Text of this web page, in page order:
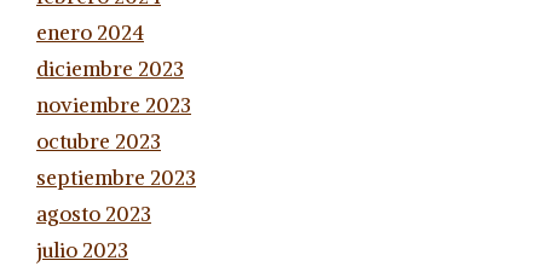
enero 2024
diciembre 2023
noviembre 2023
octubre 2023
septiembre 2023
agosto 2023
julio 2023